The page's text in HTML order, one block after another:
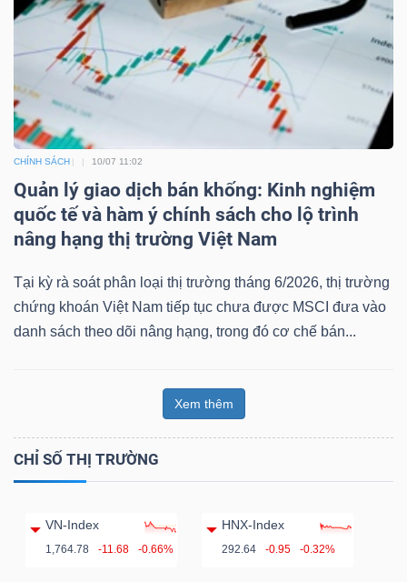
CHÍNH SÁCH 10/07 11:02
Quản lý giao dịch bán khống: Kinh nghiệm
quốc tế và hàm ý chính sách cho lộ trình
nâng hạng thị trường Việt Nam
Tại kỳ rà soát phân loại thị trường tháng 6/2026, thị trường
chứng khoán Việt Nam tiếp tục chưa được MSCI đưa vào
danh sách theo dõi nâng hạng, trong đó cơ chế bán...
Xem thêm
CHỈ SỐ THỊ TRƯỜNG
VN-Index
1,764.78 -11.68 -0.66%
HNX-Index
292.64 -0.95 -0.32%